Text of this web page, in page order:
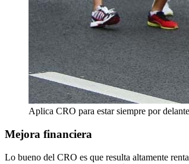
Aplica CRO para estar siempre por
Mejora financiera
Lo bueno del CRO es que resulta altamente